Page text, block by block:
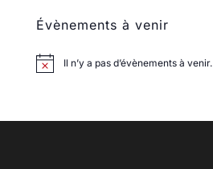
Évènements à venir
Il n’y a pas d’évènements à venir.